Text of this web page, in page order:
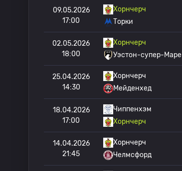
09.05.2026
17:00
Хорнчерч
Торки
02.05.2026
18:00
Хорнчерч
Уэстон-супер-Маре
25.04.2026
14:30
Хорнчерч
Мейденхед
18.04.2026
17:00
Чиппенхэм
Хорнчерч
14.04.2026
21:45
Хорнчерч
Челмсфорд